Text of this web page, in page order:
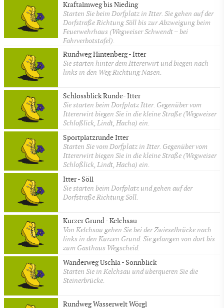
Kraftalmweg bis Nieding
Starten Sie beim Dorfplatz in Itter. Sie gehen auf der
Dorfstraße Richtung Söll bis zur Abzweigung beim
Feuerwehrhaus (Wegweiser Schwendt – bei
Fahrverbotstafel).
Rundweg Hintenberg - Itter
Sie starten hinter dem Ittererwirt und biegen nach
links in den Weg Richtung Nasen.
Schlossblick Runde- Itter
Sie starten beim Dorfplatz Itter. Gegenüber vom
Ittererwirt biegen Sie in die kleine Straße (Wegweiser
Schloßlick, Lindt, Hacha) ein.
Sportplatzrunde Itter
Starten Sie vom Dorfplatz in Itter. Gegenüber vom
Ittererwirt biegen Sie in die kleine Straße (Wegweiser
Schloßlick, Lindt, Hacha) ein.
Itter - Söll
Sie starten beim Dorfplatz und gehen auf der
Dorfstraße Richtung Söll.
Kurzer Grund - Kelchsau
Von Kelchsau gehen Sie bei der Zwieselbrücke nach
links in den Kurzen Grund. Sie gelangen von dort bis
zum Gasthaus Wegscheid.
Wanderweg Uschla - Sonnblick
Starten Sie in Kelchsau und überqueren Sie die
Steinerbrücke.
Rundweg Wasserwelt Wörgl